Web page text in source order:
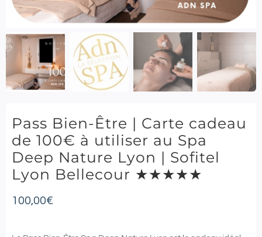
Pass Bien-Être | Carte cadeau
de 100€ à utiliser au Spa
Deep Nature Lyon | Sofitel
Lyon Bellecour ★★★★★
100,00€